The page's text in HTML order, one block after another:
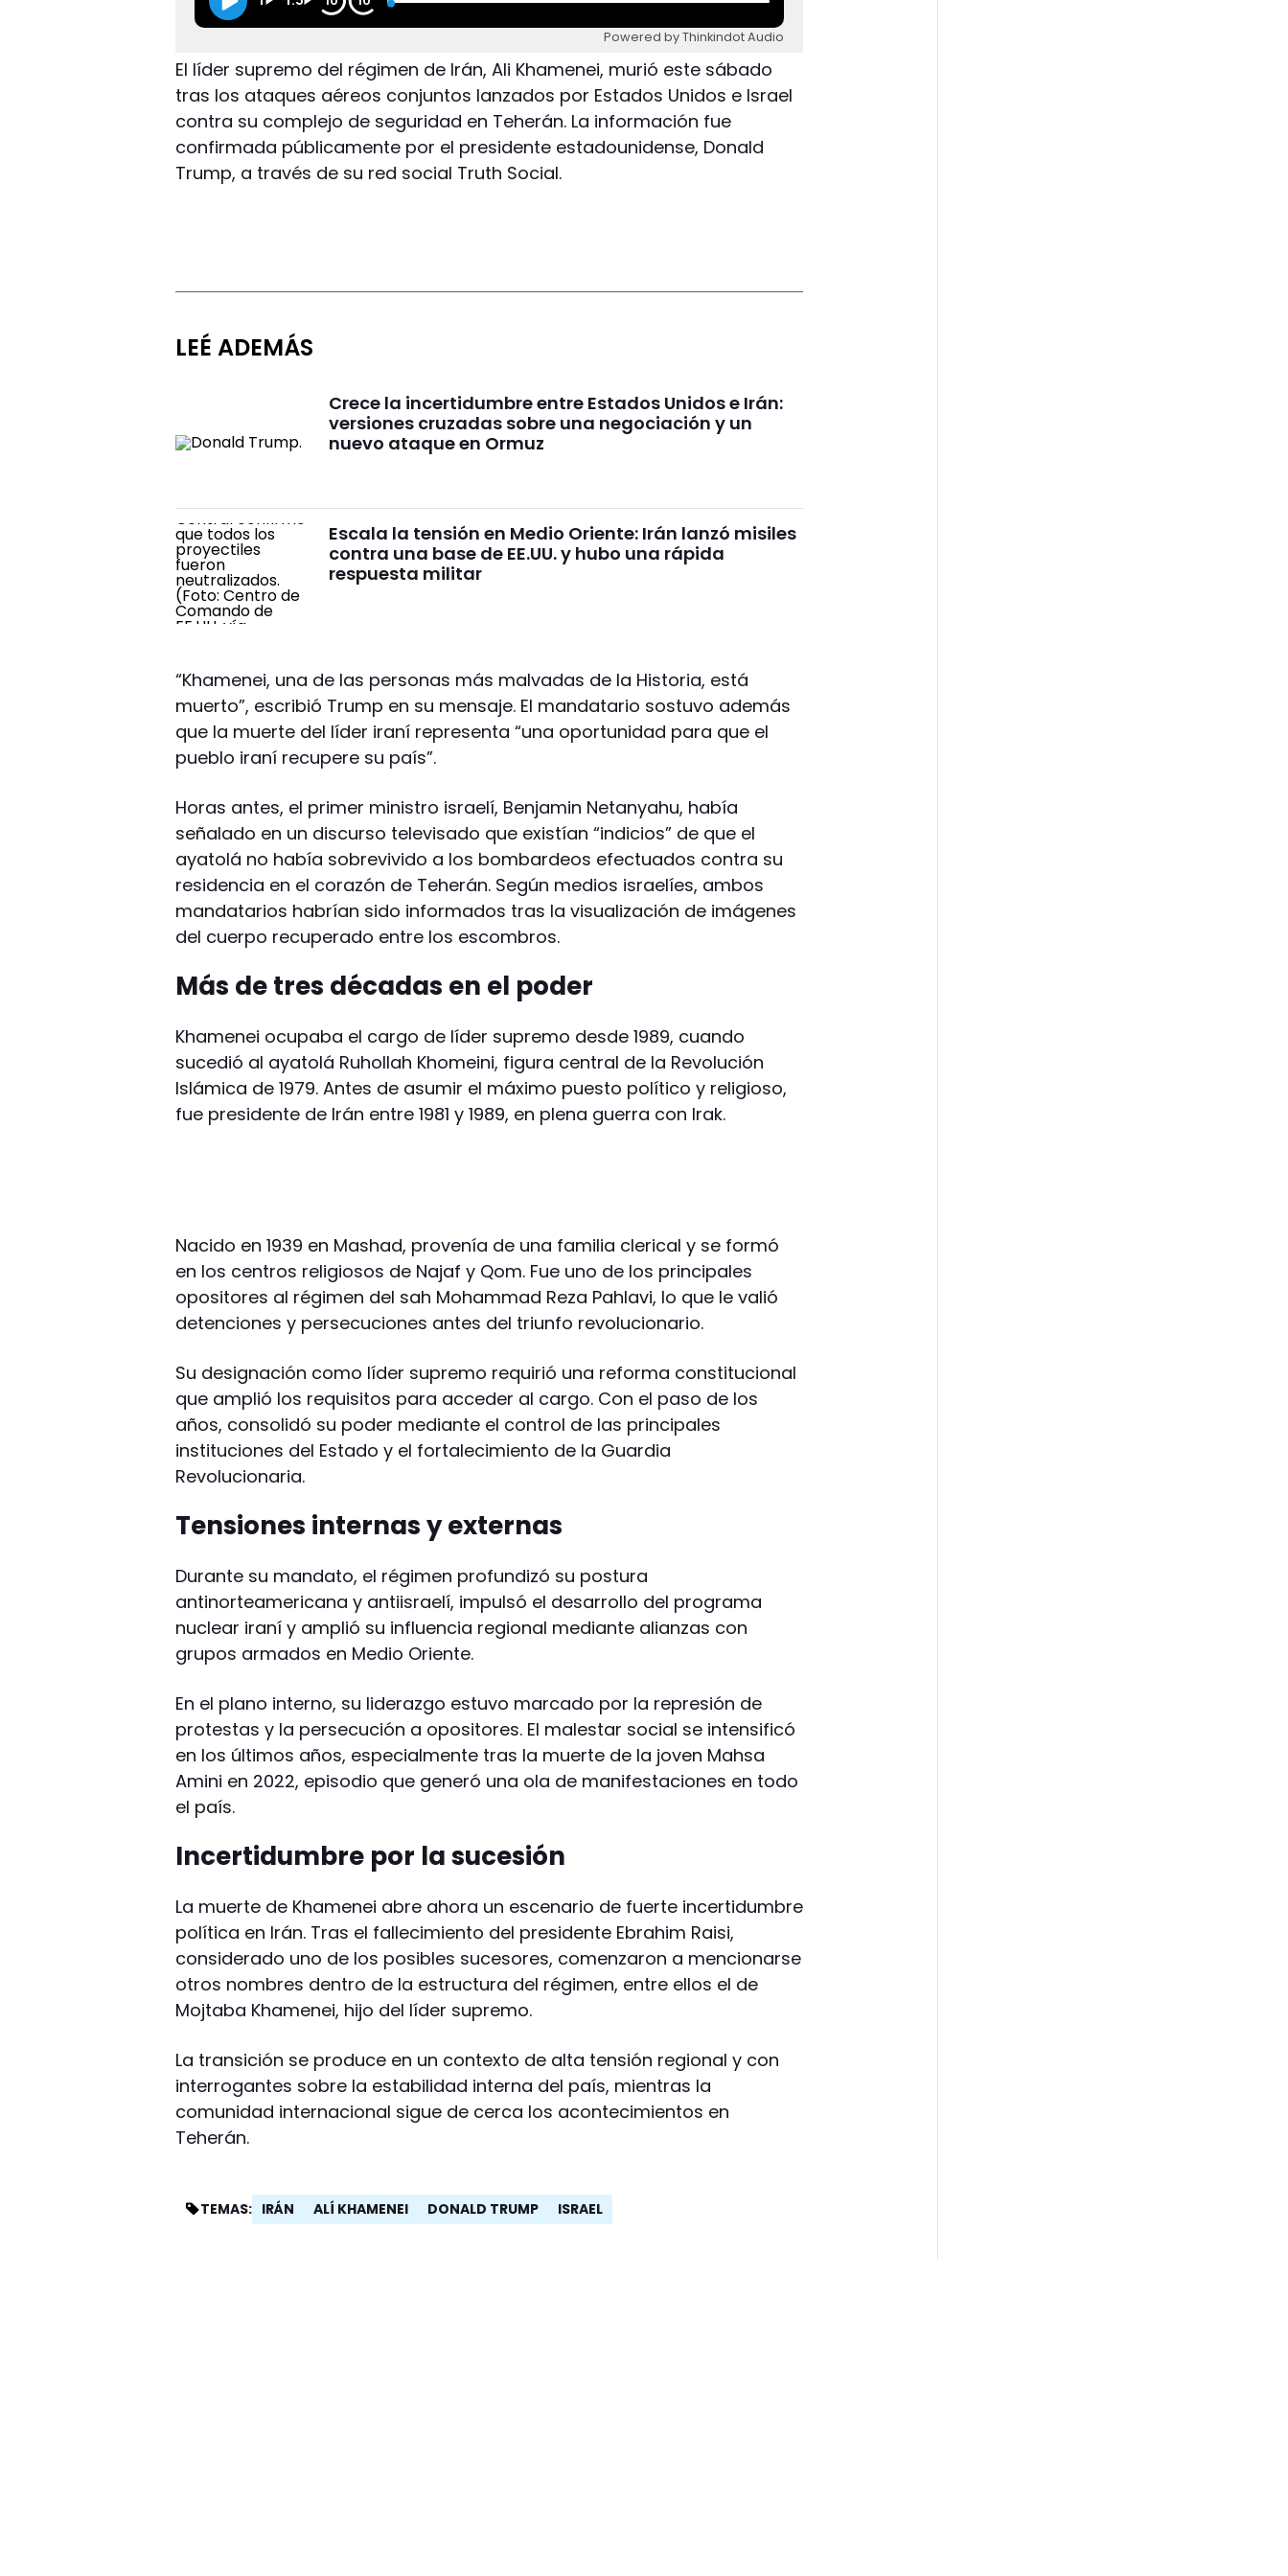
Powered by Thinkindot Audio
El líder supremo del régimen de Irán, Ali Khamenei, murió este sábado
tras los ataques aéreos conjuntos lanzados por Estados Unidos e Israel
contra su complejo de seguridad en Teherán. La información fue
confirmada públicamente por el presidente estadounidense, Donald
Trump, a través de su red social Truth Social.
LEÉ ADEMÁS
Crece la incertidumbre entre Estados Unidos e Irán:
versiones cruzadas sobre una negociación y un
nuevo ataque en Ormuz
Escala la tensión en Medio Oriente: Irán lanzó misiles
contra una base de EE.UU. y hubo una rápida
respuesta militar
“Khamenei, una de las personas más malvadas de la Historia, está
muerto”, escribió Trump en su mensaje. El mandatario sostuvo además
que la muerte del líder iraní representa “una oportunidad para que el
pueblo iraní recupere su país”.
Horas antes, el primer ministro israelí, Benjamin Netanyahu, había
señalado en un discurso televisado que existían “indicios” de que el
ayatolá no había sobrevivido a los bombardeos efectuados contra su
residencia en el corazón de Teherán. Según medios israelíes, ambos
mandatarios habrían sido informados tras la visualización de imágenes
del cuerpo recuperado entre los escombros.
Más de tres décadas en el poder
Khamenei ocupaba el cargo de líder supremo desde 1989, cuando
sucedió al ayatolá Ruhollah Khomeini, figura central de la Revolución
Islámica de 1979. Antes de asumir el máximo puesto político y religioso,
fue presidente de Irán entre 1981 y 1989, en plena guerra con Irak.
Nacido en 1939 en Mashad, provenía de una familia clerical y se formó
en los centros religiosos de Najaf y Qom. Fue uno de los principales
opositores al régimen del sah Mohammad Reza Pahlavi, lo que le valió
detenciones y persecuciones antes del triunfo revolucionario.
Su designación como líder supremo requirió una reforma constitucional
que amplió los requisitos para acceder al cargo. Con el paso de los
años, consolidó su poder mediante el control de las principales
instituciones del Estado y el fortalecimiento de la Guardia
Revolucionaria.
Tensiones internas y externas
Durante su mandato, el régimen profundizó su postura
antinorteamericana y antiisraelí, impulsó el desarrollo del programa
nuclear iraní y amplió su influencia regional mediante alianzas con
grupos armados en Medio Oriente.
En el plano interno, su liderazgo estuvo marcado por la represión de
protestas y la persecución a opositores. El malestar social se intensificó
en los últimos años, especialmente tras la muerte de la joven Mahsa
Amini en 2022, episodio que generó una ola de manifestaciones en todo
el país.
Incertidumbre por la sucesión
La muerte de Khamenei abre ahora un escenario de fuerte incertidumbre
política en Irán. Tras el fallecimiento del presidente Ebrahim Raisi,
considerado uno de los posibles sucesores, comenzaron a mencionarse
otros nombres dentro de la estructura del régimen, entre ellos el de
Mojtaba Khamenei, hijo del líder supremo.
La transición se produce en un contexto de alta tensión regional y con
interrogantes sobre la estabilidad interna del país, mientras la
comunidad internacional sigue de cerca los acontecimientos en
Teherán.
TEMAS: IRÁN ALÍ KHAMENEI DONALD TRUMP ISRAEL